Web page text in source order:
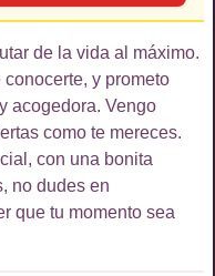
de la vida al máximo.
y prometo
acogedora. Vengo
como te mereces.
con una bonita
no dudes en
que tu momento sea